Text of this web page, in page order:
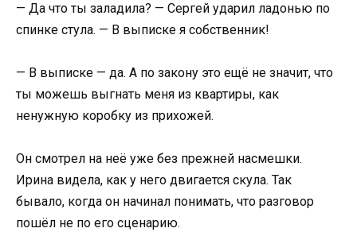
— Да что ты заладила? — Сергей ударил ладонью по
спинке стула. — В выписке я собственник!
— В выписке — да. А по закону это ещё не значит, что
ты можешь выгнать меня из квартиры, как
ненужную коробку из прихожей.
Он смотрел на неё уже без прежней насмешки.
Ирина видела, как у него двигается скула. Так
бывало, когда он начинал понимать, что разговор
пошёл не по его сценарию.